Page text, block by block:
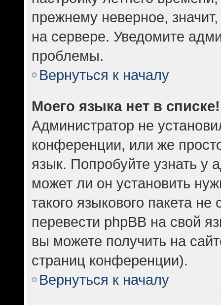
прежнему неверное,
на сервере. Уведомите
проблемы.
Вернуться к началу
Моего языка нет в списке!
Администратор не
конференции, или же
язык. Попробуйте узнать у
может ли он установить
такого языкового пакета
перевести phpBB на свой
вы можете получить на
страниц конференции).
Вернуться к началу